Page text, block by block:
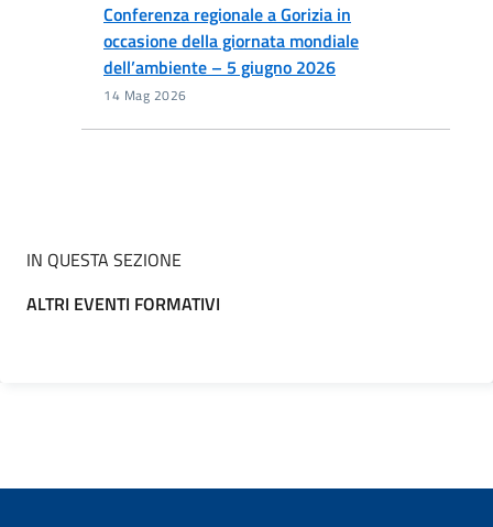
Conferenza regionale a Gorizia in
occasione della giornata mondiale
dell’ambiente – 5 giugno 2026
14 Mag 2026
IN QUESTA SEZIONE
ALTRI EVENTI FORMATIVI